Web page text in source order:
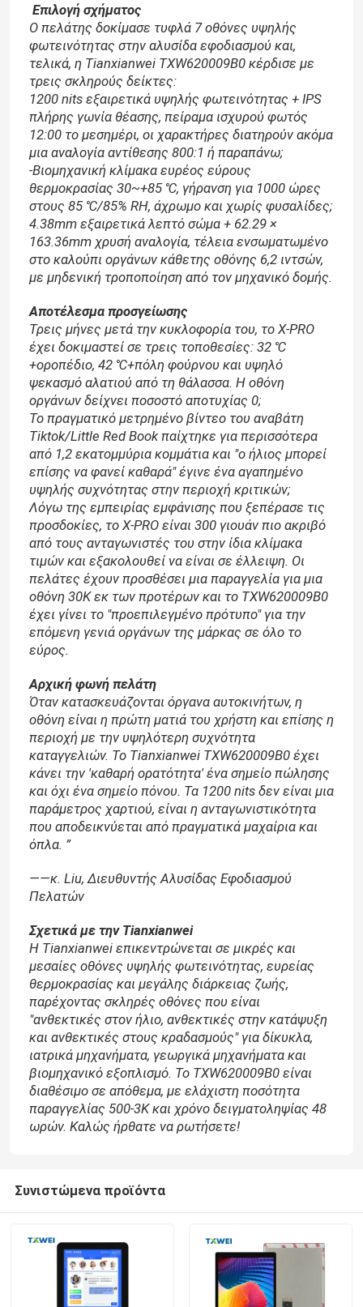
Σπίτι
Προϊόντα
Σχετικά με εμάς
Επισκεψή εργοστασίου
Έλεγχος ποιότητας
Ειδήσεις
Εικονική οθόνη TFT
Ενότητα TFT LCD
Οθόνη TFT LCD
Επιλογή σχήματος
Ο πελάτης δοκίμασε τυφλά 7 οθόνες υψηλής
φωτεινότητας στην αλυσίδα εφοδιασμού και,
τελικά, η Tianxianwei TXW620009B0 κέρδισε με
τρεις σκληρούς δείκτες:
1200 nits εξαιρετικά υψηλής φωτεινότητας + IPS
πλήρης γωνία θέασης, πείραμα ισχυρού φωτός
12:00 το μεσημέρι, οι χαρακτήρες διατηρούν ακόμα
μια αναλογία αντίθεσης 800:1 ή παραπάνω;
-Βιομηχανική κλίμακα ευρέος εύρους
θερμοκρασίας 30~+85 ℃, γήρανση για 1000 ώρες
στους 85 ℃/85% RH, άχρωμο και χωρίς φυσαλίδες;
4.38mm εξαιρετικά λεπτό σώμα + 62.29 ×
163.36mm χρυσή αναλογία, τέλεια ενσωματωμένο
στο καλούπι οργάνων κάθετης οθόνης 6,2 ιντσών,
με μηδενική τροποποίηση από τον μηχανικό δομής.
Αποτέλεσμα προσγείωσης
Τρεις μήνες μετά την κυκλοφορία του, το X-PRO
έχει δοκιμαστεί σε τρεις τοποθεσίες: 32 ℃
+οροπέδιο, 42 ℃+πόλη φούρνου και υψηλό
ψεκασμό αλατιού από τη θάλασσα. Η οθόνη
οργάνων δείχνει ποσοστό αποτυχίας 0;
Το πραγματικό μετρημένο βίντεο του αναβάτη
Tiktok/Little Red Book παίχτηκε για περισσότερα
από 1,2 εκατομμύρια κομμάτια και "ο ήλιος μπορεί
επίσης να φανεί καθαρά" έγινε ένα αγαπημένο
υψηλής συχνότητας στην περιοχή κριτικών;
Λόγω της εμπειρίας εμφάνισης που ξεπέρασε τις
προσδοκίες, το X-PRO είναι 300 γιουάν πιο ακριβό
από τους ανταγωνιστές του στην ίδια κλίμακα
τιμών και εξακολουθεί να είναι σε έλλειψη. Οι
πελάτες έχουν προσθέσει μια παραγγελία για μια
οθόνη 30K εκ των προτέρων και το TXW620009B0
έχει γίνει το "προεπιλεγμένο πρότυπο" για την
επόμενη γενιά οργάνων της μάρκας σε όλο το
εύρος.
Αρχική φωνή πελάτη
Όταν κατασκευάζονται όργανα αυτοκινήτων, η
οθόνη είναι η πρώτη ματιά του χρήστη και επίσης η
περιοχή με την υψηλότερη συχνότητα
καταγγελιών. Το Tianxianwei TXW620009B0 έχει
κάνει την 'καθαρή ορατότητα' ένα σημείο πώλησης
και όχι ένα σημείο πόνου. Τα 1200 nits δεν είναι μια
παράμετρος χαρτιού, είναι η ανταγωνιστικότητα
που αποδεικνύεται από πραγματικά μαχαίρια και
όπλα. ”
——κ. Liu, Διευθυντής Αλυσίδας Εφοδιασμού
Πελατών
Σχετικά με την Tianxianwei
Η Tianxianwei επικεντρώνεται σε μικρές και
μεσαίες οθόνες υψηλής φωτεινότητας, ευρείας
θερμοκρασίας και μεγάλης διάρκειας ζωής,
παρέχοντας σκληρές οθόνες που είναι
"ανθεκτικές στον ήλιο, ανθεκτικές στην κατάψυξη
και ανθεκτικές στους κραδασμούς" για δίκυκλα,
ιατρικά μηχανήματα, γεωργικά μηχανήματα και
βιομηχανικό εξοπλισμό. Το TXW620009B0 είναι
διαθέσιμο σε απόθεμα, με ελάχιστη ποσότητα
παραγγελίας 500-3K και χρόνο δειγματοληψίας 48
ωρών. Καλώς ήρθατε να ρωτήσετε!
Συνιστώμενα προϊόντα